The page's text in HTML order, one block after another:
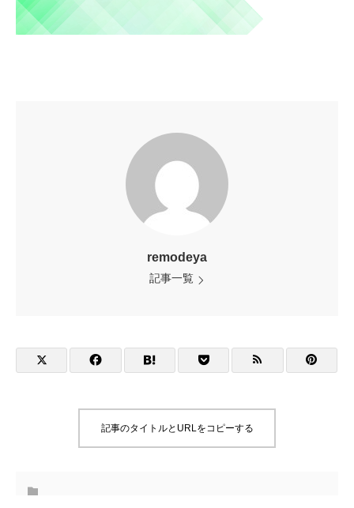
remodeya
記事一覧
記事のタイトルとURLをコピーする